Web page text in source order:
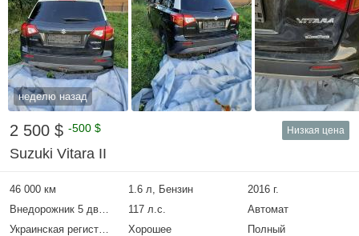
неделю назад
2 500 $ -500 $ Низкая цена
Suzuki Vitara II
46 000 км 1.6 л, Бензин
2016 г.
Внедорожник 5 дверей
117 л.с.
Автомат
Украинская регистрация
Хорошее Полный